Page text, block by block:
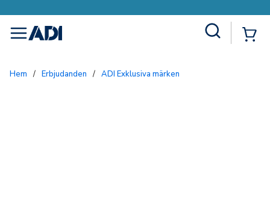
menu
Hem / Erbjudanden / ADI Exklusiva märken